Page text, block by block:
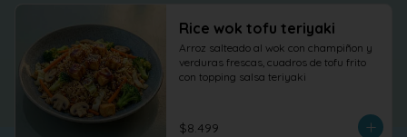
Rice wok tofu teriyaki
Arroz salteado al wok con champiñon y
verduras frescas, cuadros de tofu frito
con topping salsa teriyaki
$8.499